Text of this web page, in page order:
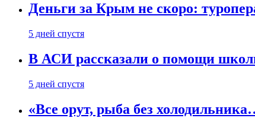
Деньги за Крым не скоро:
5 дней спустя
В АСИ рассказали о помощи
5 дней спустя
«Все орут, рыба без